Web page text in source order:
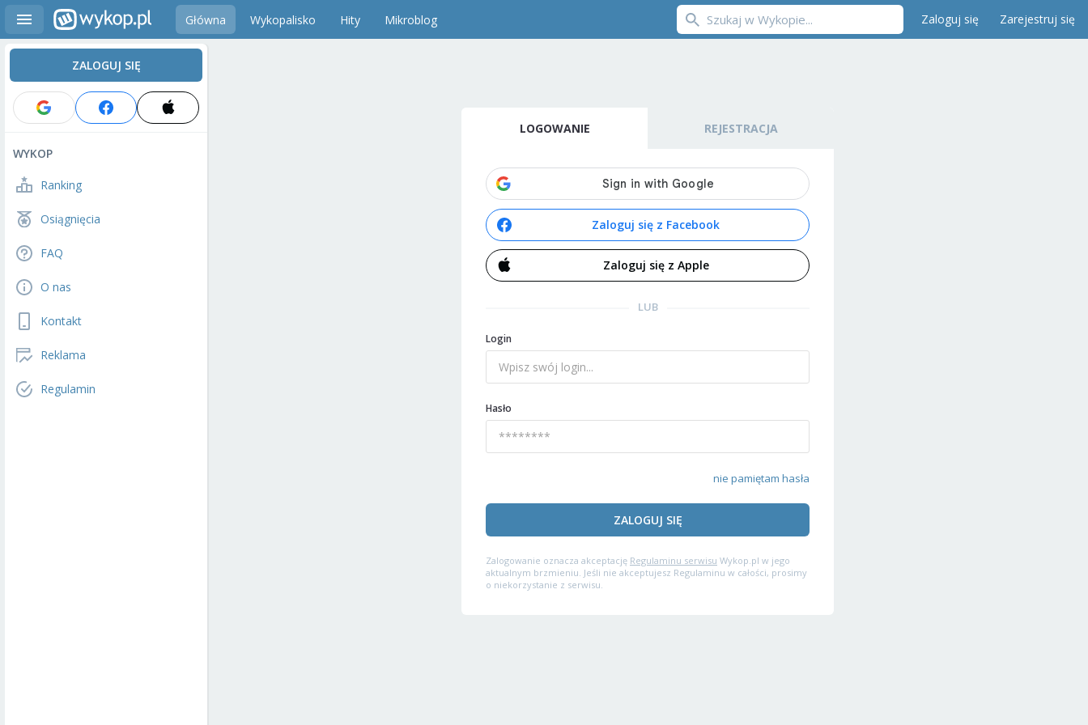
Główna Wykopalisko Hity Mikroblog Zaloguj się Zarejestruj się
ZALOGUJ SIĘ
WYKOP
Ranking
Osiągnięcia
FAQ
O nas
Kontakt
Reklama
Regulamin
LOGOWANIE REJESTRACJA
Zaloguj się z Facebook
Zaloguj się z Apple
LUB
Login
Hasło
nie pamiętam hasła
ZALOGUJ SIĘ
Zalogowanie oznacza akceptację Regulaminu serwisu Wykop.pl w jego
aktualnym brzmieniu. Jeśli nie akceptujesz Regulaminu w całości, prosimy
o niekorzystanie z serwisu.